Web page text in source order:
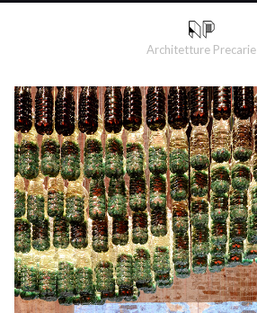
Architetture Precarie